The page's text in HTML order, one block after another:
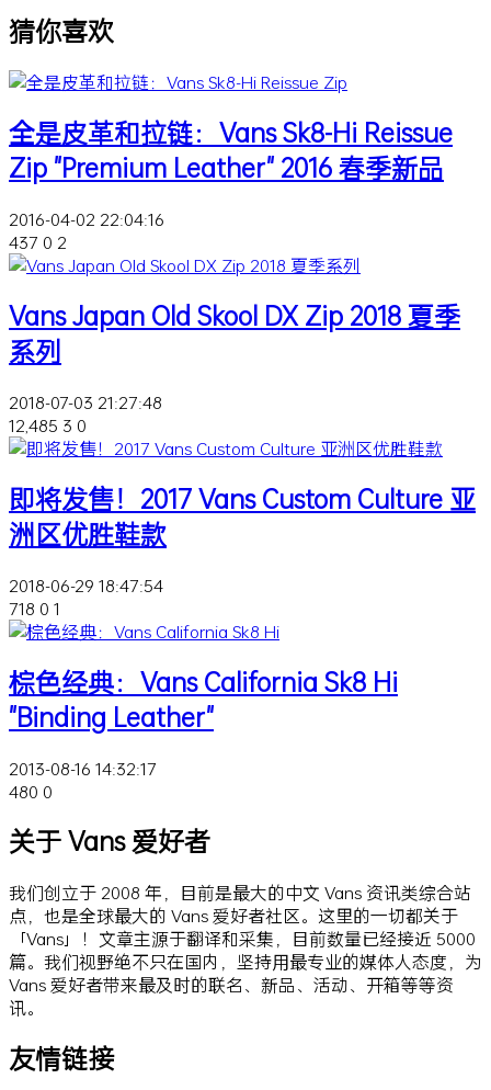
猜你喜欢
全是皮革和拉链：Vans Sk8-Hi Reissue
Zip "Premium Leather" 2016 春季新品
2016-04-02 22:04:16
437 0 2
Vans Japan Old Skool DX Zip 2018 夏季
系列
2018-07-03 21:27:48
12,485 3 0
即将发售！2017 Vans Custom Culture 亚
洲区优胜鞋款
2018-06-29 18:47:54
718 0 1
棕色经典：Vans California Sk8 Hi
"Binding Leather"
2013-08-16 14:32:17
480 0
关于 Vans 爱好者
我们创立于 2008 年，目前是最大的中文 Vans 资讯类综合站
点，也是全球最大的 Vans 爱好者社区。这里的一切都关于
「Vans」！文章主源于翻译和采集，目前数量已经接近 5000
篇。我们视野绝不只在国内，坚持用最专业的媒体人态度，为
Vans 爱好者带来最及时的联名、新品、活动、开箱等等资
讯。
友情链接